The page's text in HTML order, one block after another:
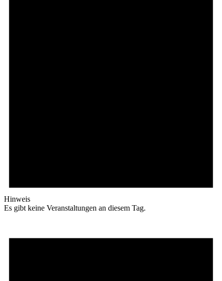
Hinweis
Es gibt keine Veranstaltungen an diesem Tag.